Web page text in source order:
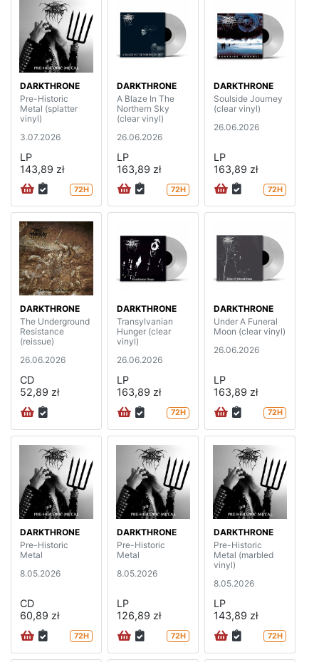
DARKTHRONE
Pre-Historic
Metal (splatter
vinyl)
3.07.2026
LP
143,89 zł
72H
DARKTHRONE
A Blaze In The
Northern Sky
(clear vinyl)
26.06.2026
LP
163,89 zł
72H
DARKTHRONE
Soulside Journey
(clear vinyl)
26.06.2026
LP
163,89 zł
72H
DARKTHRONE
The Underground
Resistance
(reissue)
26.06.2026
CD
52,89 zł
DARKTHRONE
Transylvanian
Hunger (clear
vinyl)
26.06.2026
LP
163,89 zł
72H
DARKTHRONE
Under A Funeral
Moon (clear vinyl)
26.06.2026
LP
163,89 zł
72H
DARKTHRONE
Pre-Historic
Metal
8.05.2026
CD
60,89 zł
72H
DARKTHRONE
Pre-Historic
Metal
8.05.2026
LP
126,89 zł
72H
DARKTHRONE
Pre-Historic
Metal (marbled
vinyl)
8.05.2026
LP
143,89 zł
72H